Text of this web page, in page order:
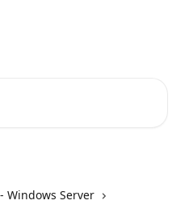
Windows Server